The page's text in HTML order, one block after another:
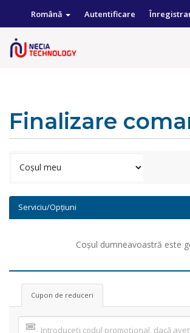
Română Autentificare
Finalizare
Serviciu/Opțiuni
Coșul dumneavoastră este
Cupon de reduceri